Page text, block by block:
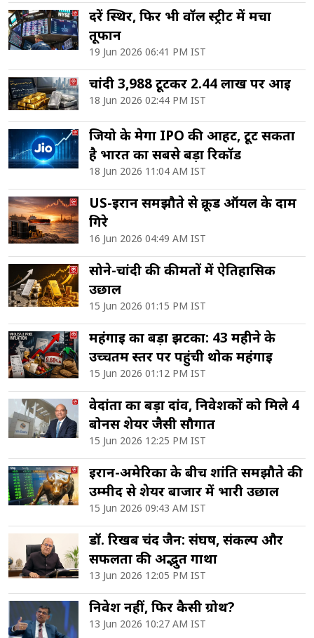
दरें स्थिर, फिर भी वॉल स्ट्रीट में मचा
तूफान
19 Jun 2026 06:41 PM IST
चांदी ₹3,988 टूटकर ₹2.44 लाख पर आई
18 Jun 2026 02:44 PM IST
जियो के मेगा IPO की आहट, टूट सकता
है भारत का सबसे बड़ा रिकॉर्ड
18 Jun 2026 11:04 AM IST
US-ईरान समझौते से क्रूड ऑयल के दाम
गिरे
16 Jun 2026 04:49 AM IST
सोने-चांदी की कीमतों में ऐतिहासिक
उछाल
15 Jun 2026 01:15 PM IST
महंगाई का बड़ा झटका: 43 महीने के
उच्चतम स्तर पर पहुंची थोक महंगाई
15 Jun 2026 01:12 PM IST
वेदांता का बड़ा दांव, निवेशकों को मिले 4
बोनस शेयर जैसी सौगात
15 Jun 2026 12:25 PM IST
ईरान-अमेरिका के बीच शांति समझौते की
उम्मीद से शेयर बाजार में भारी उछाल
15 Jun 2026 09:43 AM IST
डॉ. रिखब चंद जैन: संघर्ष, संकल्प और
सफलता की अद्भुत गाथा
13 Jun 2026 12:05 PM IST
निवेश नहीं, फिर कैसी ग्रोथ?
13 Jun 2026 10:27 AM IST